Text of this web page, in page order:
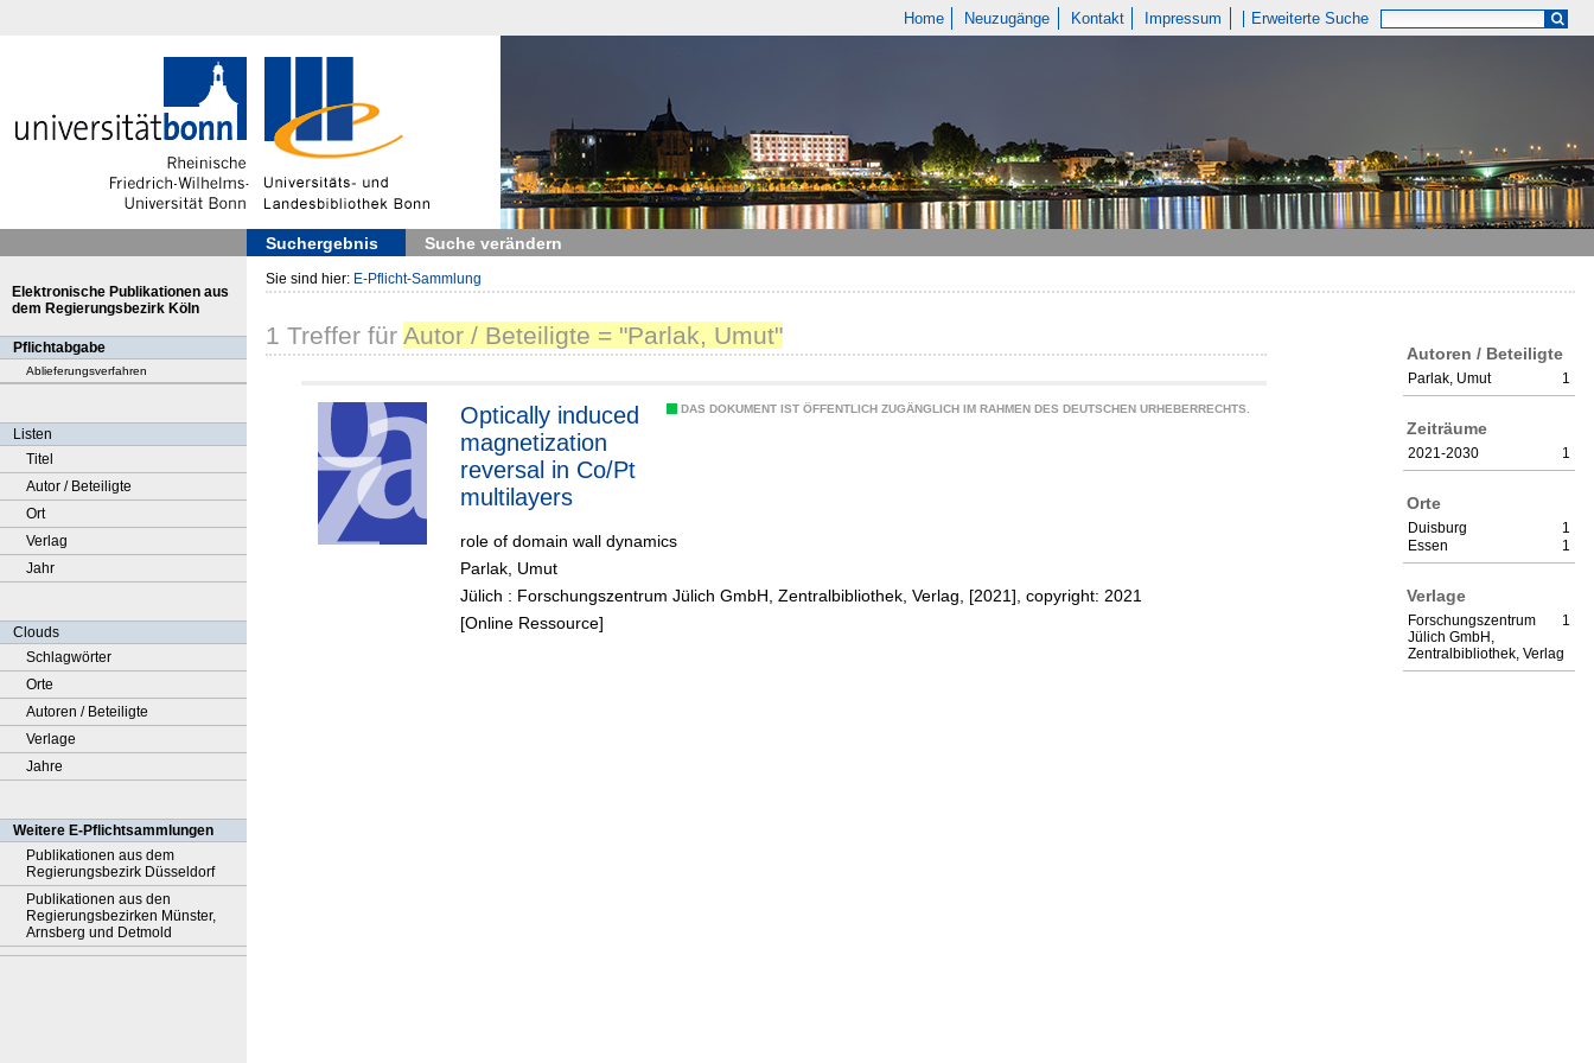
Home Neuzugänge Kontakt Impressum Erweiterte Suche
Suchergebnis Suche verändern
Elektronische Publikationen aus
dem Regierungsbezirk Köln
Pflichtabgabe
Ablieferungsverfahren
Listen
Titel
Autor / Beteiligte
Ort
Verlag
Jahr
Clouds
Schlagwörter
Orte
Autoren / Beteiligte
Verlage
Jahre
Weitere E-Pflichtsammlungen
Publikationen aus dem
Regierungsbezirk Düsseldorf
Publikationen aus den
Regierungsbezirken Münster,
Arnsberg und Detmold
Sie sind hier: E-Pflicht-Sammlung
Autoren / Beteiligte
1
Parlak, Umut
Zeiträume
1
2021-2030
Orte
1
Duisburg
1
Essen
Verlage
1
Forschungszentrum
Jülich GmbH,
Zentralbibliothek, Verlag
1 Treffer für Autor / Beteiligte = "Parlak, Umut"
DAS DOKUMENT IST ÖFFENTLICH ZUGÄNGLICH IM RAHMEN DES DEUTSCHEN URHEBERRECHTS.
Optically induced
magnetization
reversal in Co/Pt
multilayers
role of domain wall dynamics
Parlak, Umut
Jülich : Forschungszentrum Jülich GmbH, Zentralbibliothek, Verlag, [2021], copyright: 2021
[Online Ressource]